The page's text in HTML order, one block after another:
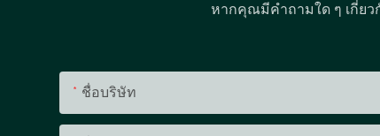
หากคุณมีคำถามใด ๆ เกี่ย
ชื่อบริษัท